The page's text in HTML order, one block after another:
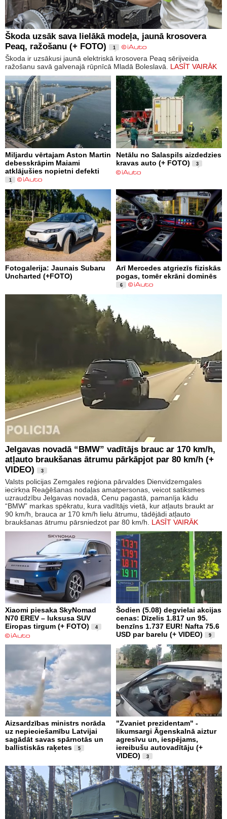
Škoda uzsāk sava lielākā modeļa, jaunā krosovera
Peaq, ražošanu (+ FOTO)
1
Škoda ir uzsākusi jaunā elektriskā krosovera Peaq sērijveida
ražošanu savā galvenajā rūpnīcā Mladā Boleslavā. LASĪT VAIRĀK
Miljardu vērtajam Aston Martin
debesskrāpim Maiami
atklājušies nopietni defekti
1
Netālu no Salaspils aizdedzies
kravas auto (+ FOTO)
3
Fotogalerija: Jaunais Subaru
Uncharted (+FOTO)
Arī Mercedes atgriezīs fiziskās
pogas, tomēr ekrāni dominēs
6
Jelgavas novadā “BMW” vadītājs brauc ar 170 km/h,
atļauto braukšanas ātrumu pārkāpjot par 80 km/h (+
VIDEO)
3
Valsts policijas Zemgales reģiona pārvaldes Dienvidzemgales
iecirkņa Reaģēšanas nodaļas amatpersonas, veicot satiksmes
uzraudzību Jelgavas novadā, Cenu pagastā, pamanīja kādu
“BMW” markas spēkratu, kura vadītājs vietā, kur atļauts braukt ar
90 km/h, brauca ar 170 km/h lielu ātrumu, tādējādi atļauto
braukšanas ātrumu pārsniedzot par 80 km/h. LASĪT VAIRĀK
Xiaomi piesaka SkyNomad
N70 EREV – luksusa SUV
Eiropas tirgum (+ FOTO)
4
Šodien (5.08) degvielai akcijas
cenas: Dīzelis 1.817 un 95.
benzīns 1.737 EUR! Nafta 75.6
USD par barelu (+ VIDEO)
9
Aizsardzības ministrs norāda
uz nepieciešamību Latvijai
sagādāt savas spārnotās un
ballistiskās raķetes
5
"Zvaniet prezidentam" -
likumsargi Āgenskalnā aiztur
agresīvu un, iespējams,
iereibušu autovadītāju (+
VIDEO)
3